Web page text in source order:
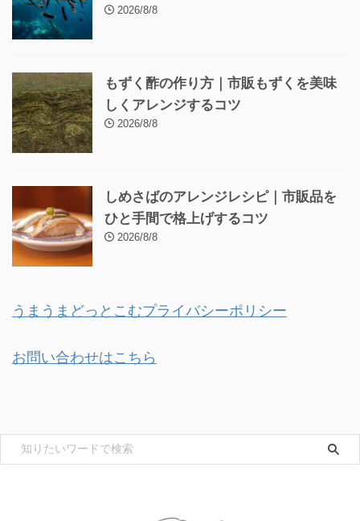
2026/8/8
もずく酢の作り方｜市販もずくを美味
しくアレンジするコツ
2026/8/8
しめさばのアレンジレシピ｜市販品を
ひと手間で格上げするコツ
2026/8/8
うまうまどっとこむプライバシーポリシー
お問い合わせはこちら